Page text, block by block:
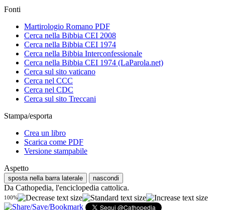
Fonti
Martirologio Romano PDF
Cerca nella Bibbia CEI 2008
Cerca nella Bibbia CEI 1974
Cerca nella Bibbia Interconfessionale
Cerca nella Bibbia CEI 1974 (LaParola.net)
Cerca sul sito vaticano
Cerca nel CCC
Cerca nel CDC
Cerca sul sito Treccani
Stampa/esporta
Crea un libro
Scarica come PDF
Versione stampabile
Aspetto
sposta nella barra laterale nascondi
Da Cathopedia, l'enciclopedia cattolica.
100%